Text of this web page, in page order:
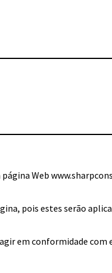
Web
pois estes serão
em conformidade com